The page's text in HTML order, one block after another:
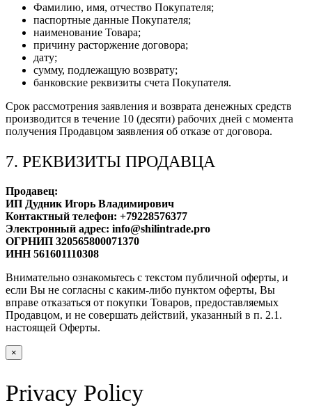
Фамилию, имя, отчество Покупателя;
паспортные данные Покупателя;
наименование Товара;
причину расторжение договора;
дату;
сумму, подлежащую возврату;
банковские реквизиты счета Покупателя.
Срок рассмотрения заявления и возврата денежных средств
производится в течение 10 (десяти) рабочих дней с момента
получения Продавцом заявления об отказе от договора.
7. РЕКВИЗИТЫ ПРОДАВЦА
Продавец:
ИП Дудник Игорь Владимирович
Контактный телефон: +79228576377
Электронный адрес: info@shilintrade.pro
ОГРНИП 320565800071370
ИНН 561601110308
Внимательно ознакомьтесь с текстом публичной оферты, и
если Вы не согласны с каким-либо пунктом оферты, Вы
вправе отказаться от покупки Товаров, предоставляемых
Продавцом, и не совершать действий, указанный в п. 2.1.
настоящей Оферты.
×
Privacy Policy